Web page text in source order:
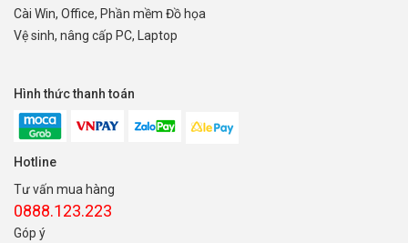
Cài Win, Office, Phần mềm Đồ họa
Vệ sinh, nâng cấp PC, Laptop
Hình thức thanh toán
Hotline
Tư vấn mua hàng
0888.123.223
Góp ý